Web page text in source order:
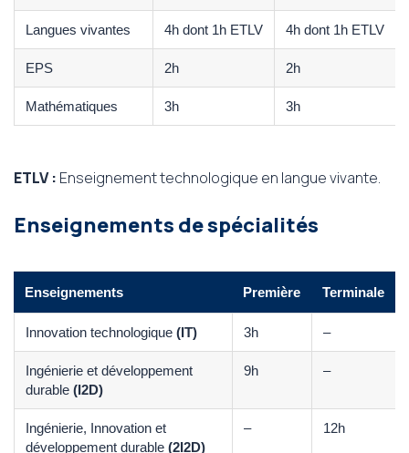
Langues vivantes 4h dont 1h ETLV 4h dont 1h ETLV
EPS 2h 2h
Mathématiques 3h 3h
ETLV : Enseignement technologique en langue vivante.
Enseignements de spécialités
Enseignements Première Terminale
Innovation technologique (IT) 3h –
Ingénierie et développement
durable (I2D)
9h –
Ingénierie, Innovation et
développement durable (2I2D)
– 12h